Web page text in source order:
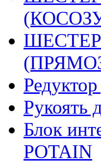
Рукоять
Блок
POTAIN